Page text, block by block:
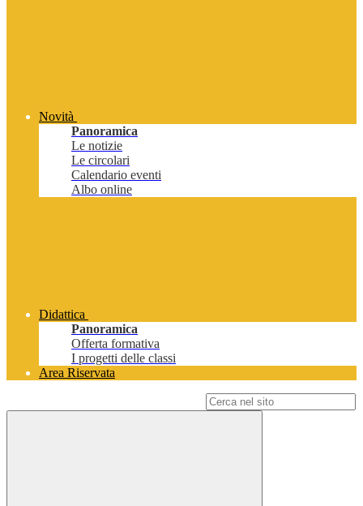
Novità
Panoramica
Le notizie
Le circolari
Calendario eventi
Albo online
Didattica
Panoramica
Offerta formativa
I progetti delle classi
Area Riservata